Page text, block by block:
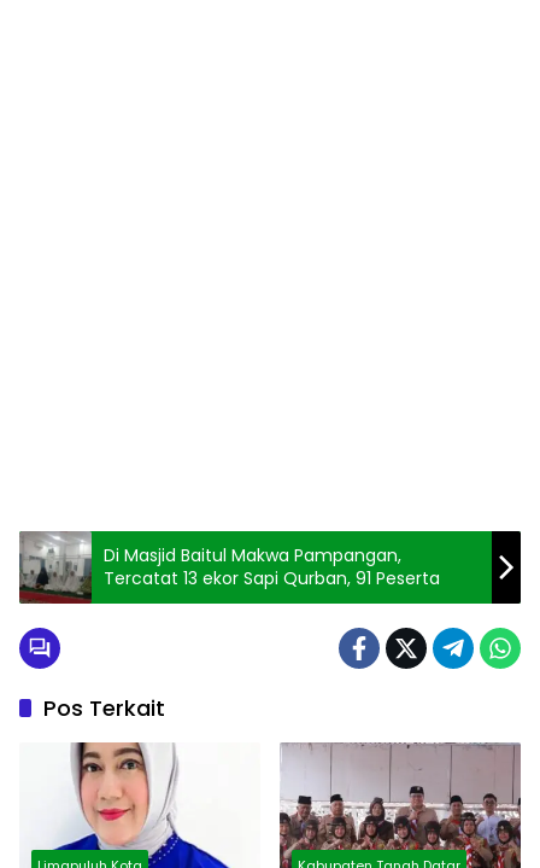
Di Masjid Baitul Makwa Pampangan,
Tercatat 13 ekor Sapi Qurban, 91 Peserta
Pos Terkait